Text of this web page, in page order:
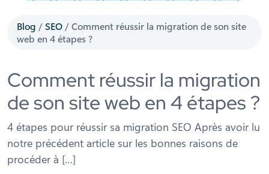
Blog /SEO /Comment réussir la migration de son site
web en 4 étapes ?
Comment réussir la migration
de son site web en 4 étapes ?
4 étapes pour réussir sa migration SEO Après avoir lu
notre précédent article sur les bonnes raisons de
procéder à […]